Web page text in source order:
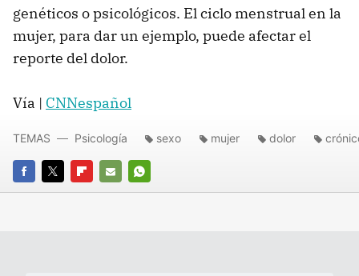
genéticos o psicológicos. El ciclo menstrual en la
mujer, para dar un ejemplo, puede afectar el
reporte del dolor.
Vía | CNNespañol
FACEBOOK
TWITTERFLIPBOARD
E-
WHATSAPP
TEMAS Psicología sexo mujer dolor